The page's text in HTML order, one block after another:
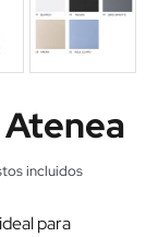
incluidos
para